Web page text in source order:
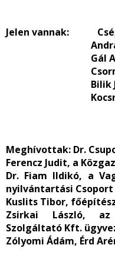
Jelen vannak:
Andrasek
Gál Alex
Csornai
Bilik
Kocsner
Meghívottak: Dr.
Ferencz Judit, a
Dr. Fiam Ildikó, a
nyilvántartási
Kuslits Tibor,
Zsirkai László,
Szolgáltató Kft.
Zólyomi Ádám, Érd